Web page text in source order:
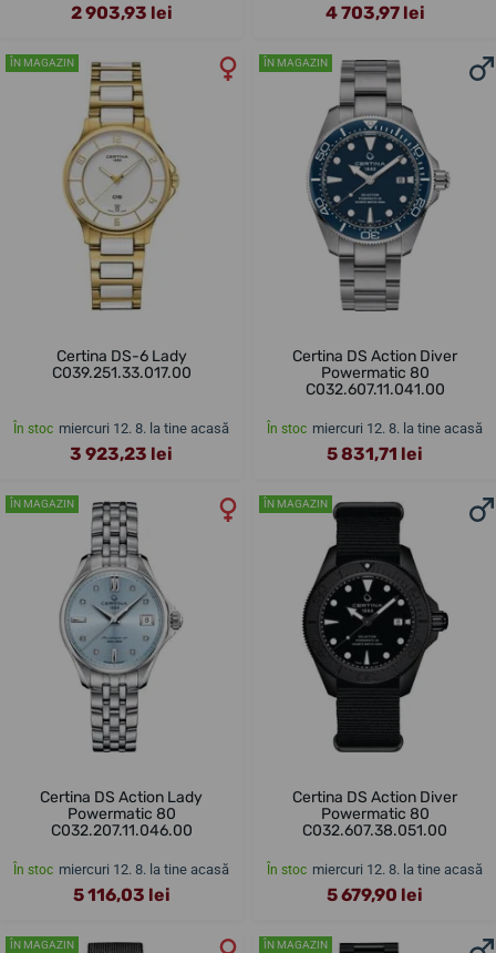
2 903,93 lei 4 703,97 lei
ÎN MAGAZIN
Certina DS-6 Lady
C039.251.33.017.00
În stoc miercuri 12. 8. la tine acasă
3 923,23 lei
ÎN MAGAZIN
Certina DS Action Diver
Powermatic 80
C032.607.11.041.00
În stoc miercuri 12. 8. la tine acasă
5 831,71 lei
ÎN MAGAZIN
Certina DS Action Lady
Powermatic 80
C032.207.11.046.00
În stoc miercuri 12. 8. la tine acasă
5 116,03 lei
ÎN MAGAZIN
Certina DS Action Diver
Powermatic 80
C032.607.38.051.00
În stoc miercuri 12. 8. la tine acasă
5 679,90 lei
ÎN MAGAZIN ÎN MAGAZIN